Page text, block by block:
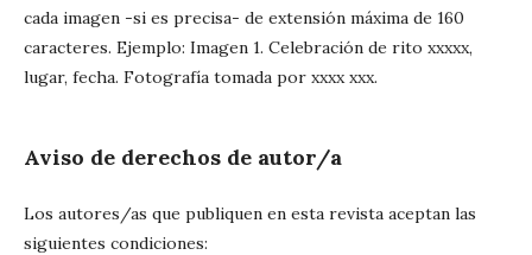
cada imagen -si es precisa- de extensión máxima de 160
caracteres. Ejemplo: Imagen 1. Celebración de rito xxxxx,
lugar, fecha. Fotografía tomada por xxxx xxx.
Aviso de derechos de autor/a
Los autores/as que publiquen en esta revista aceptan las
siguientes condiciones: